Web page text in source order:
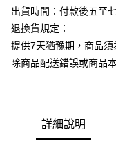
每筆NT$130，滿
出貨時間：付款後五至
退換貨規定：
提供7天猶豫期，商品須
除商品配送錯誤或商品
詳細說明